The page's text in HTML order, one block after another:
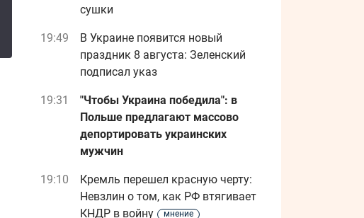
сушки
19:49
В Украине появится новый
праздник 8 августа: Зеленский
подписал указ
19:31
"Чтобы Украина победила": в
Польше предлагают массово
депортировать украинских
мужчин
19:10
Кремль перешел красную черту:
Невзлин о том, как РФ втягивает
КНДР в войну
мнение